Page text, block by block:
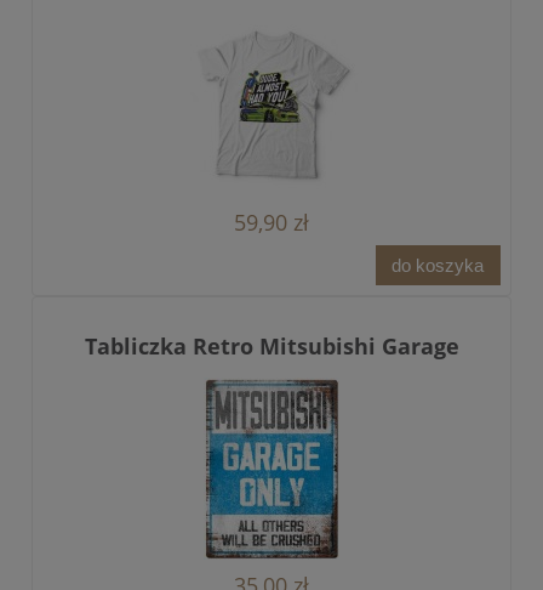
59,90 zł
do koszyka
Tabliczka Retro Mitsubishi Garage